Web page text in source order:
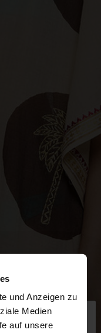
und Anzeigen zu
Medien
auf unsere